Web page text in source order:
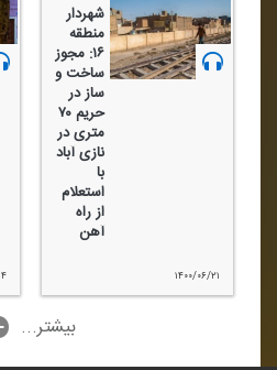
شهردار
منطقه
۱۶: مجوز
ساخت و
ساز در
حریم ۷۰
متری در
نازی آباد
با
استعلام
از راه
آهن
۱۴۰۰/۰۶/۲۱
...بیشتر